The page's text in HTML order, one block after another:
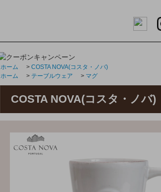
ホーム > COSTA NOVA(コスタ・ノバ)
ホーム
> テーブルウェア > マグ
COSTA NOVA(コスタ・ノ